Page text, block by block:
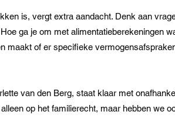
is, vergt extra aandacht. Denk aan
ga je om met alimentatieberekeningen
maakt of er specifieke
van den Berg, staat klaar met
op het familierecht, maar hebben we